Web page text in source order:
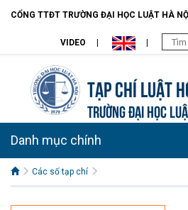
CỔNG TTĐT TRƯỜNG ĐẠI HỌC LUẬT HÀ NỘI
VIDEO
Tạp chí Luật
TRƯỜNG ĐẠI HỌC
Danh mục chính
Các số tạp chí